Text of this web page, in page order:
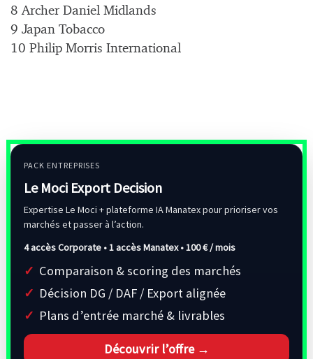
8 Archer Daniel Midlands
9 Japan Tobacco
10 Philip Morris International
PACK ENTREPRISES
Le Moci Export Decision
Expertise Le Moci + plateforme IA Manatex pour prioriser vos
marchés et passer à l’action.
4 accès Corporate • 1 accès Manatex •100 € / mois
Comparaison & scoring des marchés
Décision DG / DAF / Export alignée
Plans d’entrée marché & livrables
Découvrir l’offre →